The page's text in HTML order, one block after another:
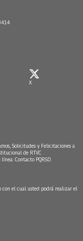
X
Solicitudes y Felicitaciones a
de RTVC
línea: Contacto PQRSD.
con el cual usted podrá realizar el